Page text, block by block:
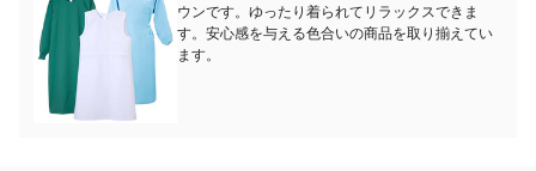
ウンです。ゆったり着られてリラックスできま
す。安心感を与える色合いの商品を取り揃えてい
ます。